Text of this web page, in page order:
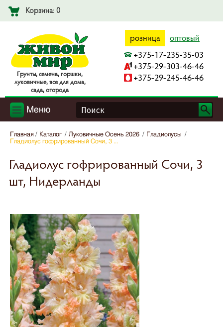
Корзина: 0
Гpyнты, ceмeнa, гopшки,
лyкoвичныe, вce для дoмa,
caдa, oгopoдa
розница оптовый
+375-17-235-35-03
+375-29-303-46-46
+375-29-245-46-46
Меню
Главная Каталог Луковичные Осень 2026
Гладиолусы
Гладиолус гофрированный Сочи, 3 ...
Гладиолус гофрированный Сочи, 3
шт, Нидерланды